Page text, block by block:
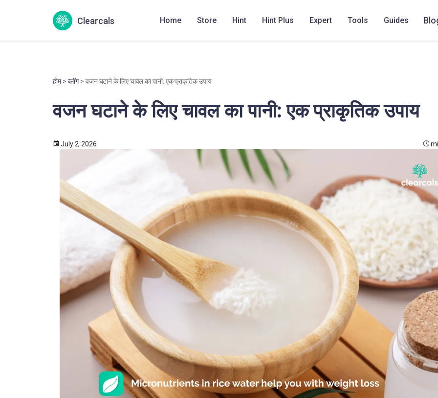
Clearcals Home Store Hint Hint Plus Expert Tools Guides
होम> ब्लॉग> वजन घटाने के लिए चावल का पानी: एक प्राकृतिक उपाय
वजन घटाने के लिए चावल का पानी: एक प्राकृतिक उपाय
July 2, 2026